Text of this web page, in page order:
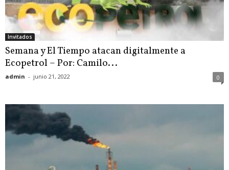
Invitados
Semana y El Tiempo atacan digitalmente a
Ecopetrol – Por: Camilo...
admin - junio 21, 2022 0